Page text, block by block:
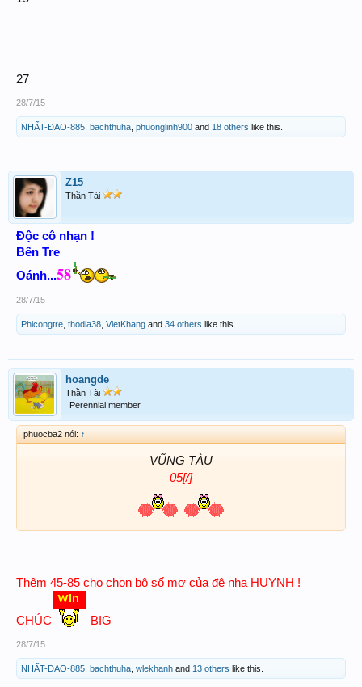
27
28/7/15
NHẤT-ĐAO-885 bachthuha phuonglinh900 and 18 others like this.
Z15
Thần Tài
Độc cô nhạn !
Bến Tre
Oánh...58
28/7/15
Phicongtre thodia38 VietKhang and 34 others like this.
hoangde
Thần Tài
Perennial member
phuocba2 nói: ↑
VŨNG TÀU
05[/]
Thêm 45-85 cho chon bộ số mơ của đệ nha HUYNH !
CHÚC BIG
28/7/15
NHẤT-ĐAO-885 bachthuha wlekhanh and 13 others like this.